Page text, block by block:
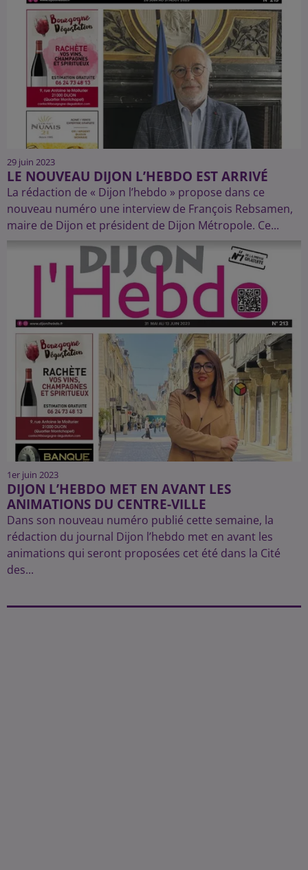
29 juin 2023
LE NOUVEAU DIJON L’HEBDO EST ARRIVÉ
La rédaction de « Dijon l’hebdo » propose dans ce
nouveau numéro une interview de François Rebsamen,
maire de Dijon et président de Dijon Métropole. Ce...
1er juin 2023
DIJON L’HEBDO MET EN AVANT LES
ANIMATIONS DU CENTRE-VILLE
Dans son nouveau numéro publié cette semaine, la
rédaction du journal Dijon l’hebdo met en avant les
animations qui seront proposées cet été dans la Cité
des...